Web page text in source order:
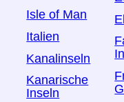
Isle of Man
Italien
Kanalinseln
Kanarische
Inseln